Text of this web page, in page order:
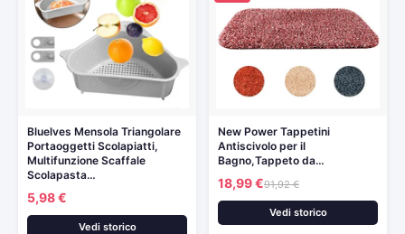
Bluelves Mensola Triangolare
Portaoggetti Scolapiatti,
Multifunzione Scaffale
Scolapasta…
5,98 €
Vedi storico
New Power Tappetini
Antiscivolo per il
Bagno,Tappeto da…
18,99 €91,92 €
Vedi storico